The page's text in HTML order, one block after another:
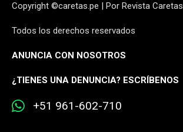
Copyright ©caretas.pe | Por Revista Caretas
Todos los derechos reservados
ANUNCIA CON NOSOTROS
¿TIENES UNA DENUNCIA? ESCRÍBENOS
+51 961-602-710